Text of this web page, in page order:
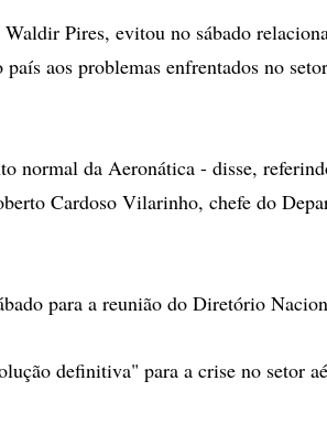
Pires, evitou no sábado
aos problemas enfrentados no
normal da Aeronática - disse,
Cardoso Vilarinho, chefe do
para a reunião do Diretório
definitiva" para a crise no setor